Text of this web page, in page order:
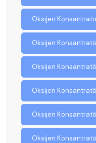
Oksijen
Oksijen
Oksijen
Oksijen
Oksijen
Oksijen